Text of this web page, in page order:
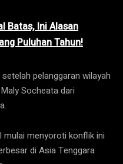
Batas, Ini Alasan
Puluhan Tahun!
pelanggaran wilayah
Socheata dari
mulai menyoroti konflik ini
di Asia Tenggara